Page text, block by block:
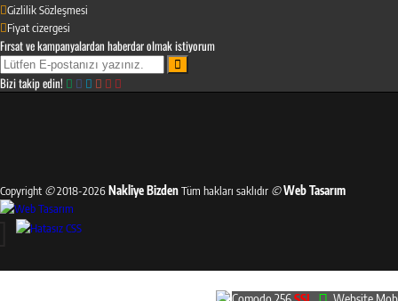
Gizlilik Sözleşmesi
Fiyat cizergesi
Fırsat ve kampanyalardan haberdar olmak istiyorum
Bizi takip edin!
Copyright ©2018-2026 Nakliye BizdenTüm hakları saklıdır ©Web Tasarım